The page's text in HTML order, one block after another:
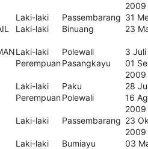
2009
Laki-laki Passembarang 31
Laki-laki Binuang 23
Laki-laki Polewali
3
PerempuanPasangkayu
01
2009
Laki-laki Paku
28
PerempuanPolewali
16
2009
Laki-laki Passembarang 23
2009
Laki-laki Bumiayu
03